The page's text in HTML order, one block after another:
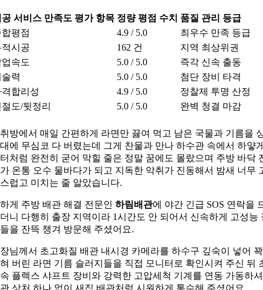
서비스 만족도 평가 항목 정량 평점 수치 품질 관리 등급
평점
4.9 / 5.0
최우수 만족 등급
시공
162 건
지역 최상위권
속도
5.0 / 5.0
즉각 신속 출동
력
5.0 / 5.0
첨단 장비 타격
합리성
4.9 / 5.0
정찰제 투명 산정
도/뒷정리
5.0 / 5.0 완벽 청결 마감
방에서 매일 간편하게 라면만 끓여 먹고 남은 국물과 기름을
에 무심코 다 버렸는데 그게 찬물과 만나 하수관 속에서 하얗
처럼 완전히 굳어 막힐 줄은 정말 꿈에도 몰랐으며 주방 바닥
온통 오수 물바다가 되고 지독한 악취가 진동해서 밤새 너무
럽고 미치는 줄 알았습니다.
게 주방 배관 해결 전문인 하림배관에 야간 긴급 SOS 연락을
니 다행히 출장 지역이라 1시간도 안 되어서 신속하게 고성능
을 잔뜩 챙겨 방문해 주셨어요.
님께서 초고화질 배관 내시경 카메라를 하수구 깊숙이 넣어 꽉
버린 라면 기름 슬러지들을 직접 모니터로 확인시켜 주신 뒤
플렉스 샤프트 장비와 강력한 고압세척 기계를 연동 가동하